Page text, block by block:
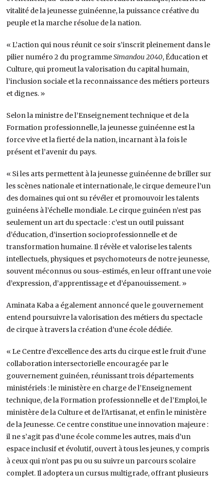
vitalité de la jeunesse guinéenne, la puissance créative du
peuple et la marche résolue de la nation.
« L’action qui nous réunit ce soir s’inscrit pleinement dans le
pilier numéro 2 du programmeSimandou 2040, Éducation et
Culture, qui promeut la valorisation du capital humain,
l’inclusion sociale et la reconnaissance des métiers porteurs
et dignes. »
Selon la ministre de l’Enseignement technique et de la
Formation professionnelle, la jeunesse guinéenne est la
force vive et la fierté de la nation, incarnant à la fois le
présent et l’avenir du pays.
« Si les arts permettent à la jeunesse guinéenne de briller sur
les scènes nationale et internationale, le cirque demeure l’un
des domaines qui ont su révéler et promouvoir les talents
guinéens à l’échelle mondiale. Le cirque guinéen n’est pas
seulement un art du spectacle : c’est un outil puissant
d’éducation, d’insertion socioprofessionnelle et de
transformation humaine. Il révèle et valorise les talents
intellectuels, physiques et psychomoteurs de notre jeunesse,
souvent méconnus ou sous-estimés, en leur offrant une voie
d’expression, d’apprentissage et d’épanouissement. »
Aminata Kaba a également annoncé que le gouvernement
entend poursuivre la valorisation des métiers du spectacle
de cirque à travers la création d’une école dédiée.
« Le Centre d’excellence des arts du cirque est le fruit d’une
collaboration intersectorielle encouragée par le
gouvernement guinéen, réunissant trois départements
ministériels : le ministère en charge de l’Enseignement
technique, de la Formation professionnelle et de l’Emploi, le
ministère de la Culture et de l’Artisanat, et enfin le ministère
de la Jeunesse. Ce centre constitue une innovation majeure :
il ne s’agit pas d’une école comme les autres, mais d’un
espace inclusif et évolutif, ouvert à tous les jeunes, y compris
à ceux qui n’ont pas pu ou su suivre un parcours scolaire
complet. Il adoptera un cursus multigrade, offrant plusieurs